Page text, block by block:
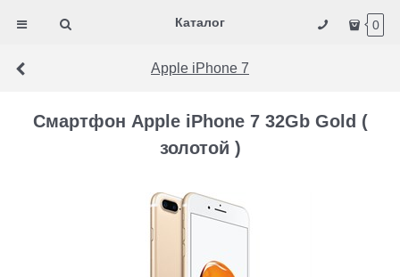
Каталог 0
Apple iPhone 7
Смартфон Apple iPhone 7 32Gb Gold (
золотой )